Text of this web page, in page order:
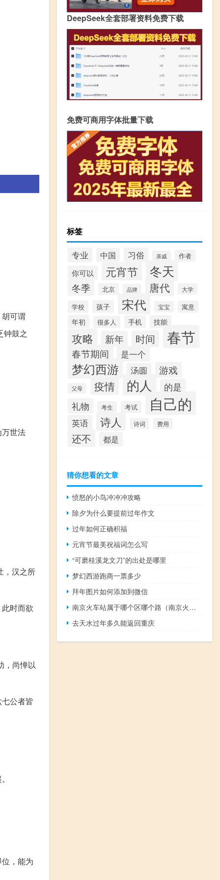
可谓
钟鼓之
世法
，汉之所
时而欲
，尚惮以
公者皆
，能为
DeepSeek全套部署资料免费下载
免费可商用字体批量下载
标签
专业 中国 习俗 亲戚 作者
你可以 元宵节 冬天
冬季 北京 品牌 唐代 大学
学校 孩子 宋代 宝宝 寓意
年初 很多人 手机 技能
攻略 新年 时间 春节
春节期间 是一个
梦幻西游 汤圆 游戏
父母 疫情 的人 的是
礼物 考生 考试 自己的
英语 诗人 诗词 费用
还不 都是
猜你想看的文章
愤怒的小鸟冲冲冲攻略
除夕为什么要提前过年作文
过年如何正确积福
元宵节最美祝福词怎么写
“可磨桂溪龙文刀”的出处是哪里
梦幻西游跑商一票多少
拜年图片如何添加到微信
南京火车站属于哪个区哪个路（南京火车站属于哪个区）
去天水过年多久能返回重庆